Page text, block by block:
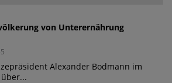
von Unterernährung
Alexander Bodmann im